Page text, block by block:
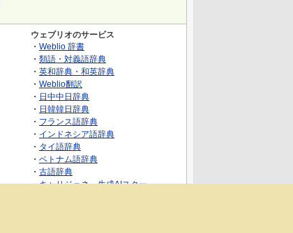
ウェブリオのサービス
・ Weblio 辞書
・ 類語・対義語辞典
・ 英和辞典・和英辞典
・ Weblio翻訳
・ 日中中日辞典
・ 日韓韓日辞典
・ フランス語辞典
・ インドネシア語辞典
・ タイ語辞典
・ ベトナム語辞典
・ 古語辞典
・キャリジェネ～生成AIスクー